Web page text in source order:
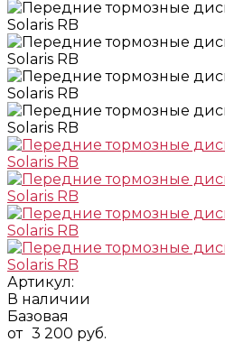
Артикул:
В наличии
Базовая
от 3 200 руб.